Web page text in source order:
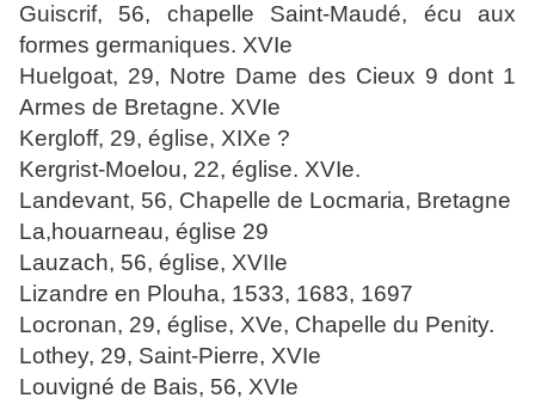
Guiscrif, 56, chapelle Saint-Maudé, écu aux
formes germaniques. XVIe
Huelgoat, 29, Notre Dame des Cieux 9 dont 1
Armes de Bretagne. XVIe
Kergloff, 29, église, XIXe ?
Kergrist-Moelou, 22, église. XVIe.
Landevant, 56, Chapelle de Locmaria, Bretagne
La,houarneau, église 29
Lauzach, 56, église, XVIIe
Lizandre en Plouha, 1533, 1683, 1697
Locronan, 29, église, XVe, Chapelle du Penity.
Lothey, 29, Saint-Pierre, XVIe
Louvigné de Bais, 56, XVIe